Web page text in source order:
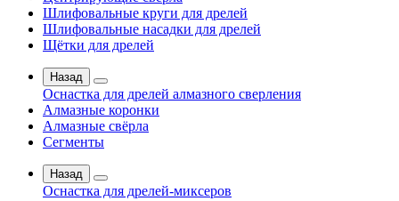
Шлифовальные круги для дрелей
Шлифовальные насадки для дрелей
Щётки для дрелей
Назад
Оснастка для дрелей алмазного сверления
Алмазные коронки
Алмазные свёрла
Сегменты
Назад
Оснастка для дрелей-миксеров